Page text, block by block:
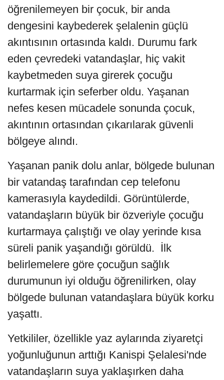
öğrenilemeyen bir çocuk, bir anda
dengesini kaybederek şelalenin güçlü
akıntısının ortasında kaldı. Durumu fark
eden çevredeki vatandaşlar, hiç vakit
kaybetmeden suya girerek çocuğu
kurtarmak için seferber oldu. Yaşanan
nefes kesen mücadele sonunda çocuk,
akıntının ortasından çıkarılarak güvenli
bölgeye alındı.
Yaşanan panik dolu anlar, bölgede bulunan
bir vatandaş tarafından cep telefonu
kamerasıyla kaydedildi. Görüntülerde,
vatandaşların büyük bir özveriyle çocuğu
kurtarmaya çalıştığı ve olay yerinde kısa
süreli panik yaşandığı görüldü. İlk
belirlemelere göre çocuğun sağlık
durumunun iyi olduğu öğrenilirken, olay
bölgede bulunan vatandaşlara büyük korku
yaşattı.
Yetkililer, özellikle yaz aylarında ziyaretçi
yoğunluğunun arttığı Kanispi Şelalesi'nde
vatandaşların suya yaklaşırken daha